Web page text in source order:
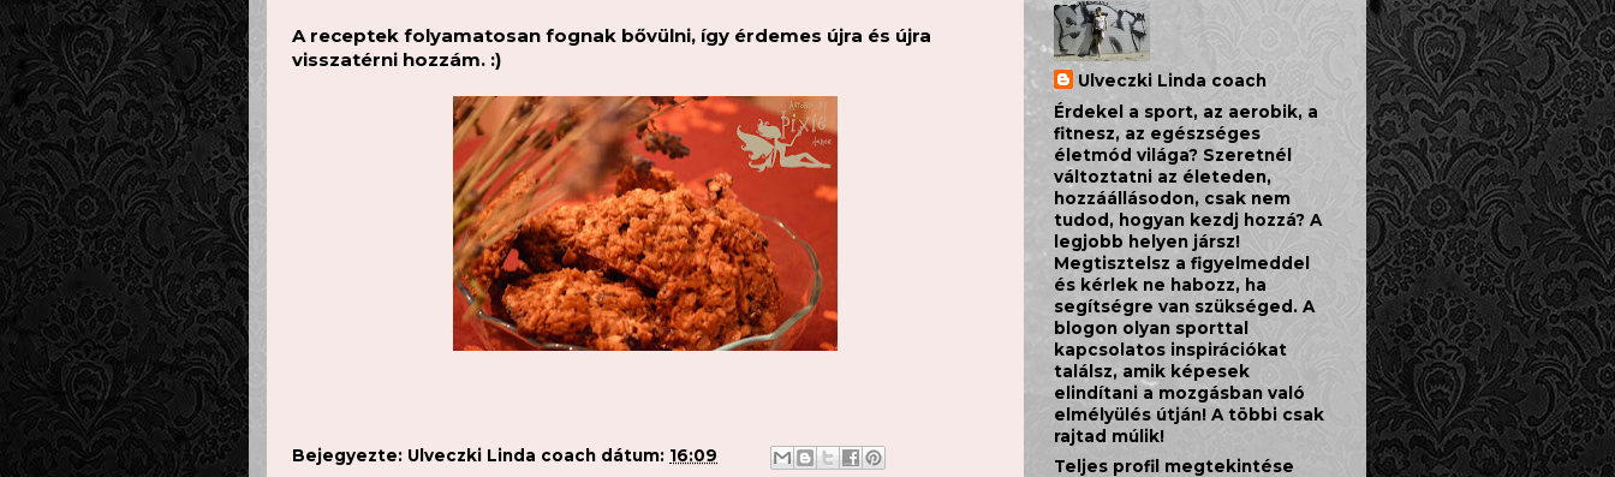
A receptek folyamatosan fognak bővülni, így érdemes újra és újra
visszatérni hozzám. :)
Bejegyezte: Ulveczki Linda coach dátum: 16:09
Ulveczki Linda coach
Érdekel a sport, az aerobik, a
fitnesz, az egészséges
életmód világa? Szeretnél
változtatni az életeden,
hozzáállásodon, csak nem
tudod, hogyan kezdj hozzá? A
legjobb helyen jársz!
Megtisztelsz a figyelmeddel
és kérlek ne habozz, ha
segítségre van szükséged. A
blogon olyan sporttal
kapcsolatos inspirációkat
találsz, amik képesek
elindítani a mozgásban való
elmélyülés útján! A többi csak
rajtad múlik!
Teljes profil megtekintése